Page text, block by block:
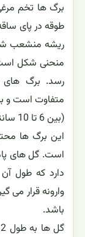
برگ ها تخم
طوقه در پای
ریشه منشعب
منحنی شکل
رسد. برگ
متفاوت است و
(بین 6 تا 10 سانتیمتر) و پهنای آن 2.5 تا 3 سانتیمتر است.
است. گل های
وارونه قرار می
باشد.